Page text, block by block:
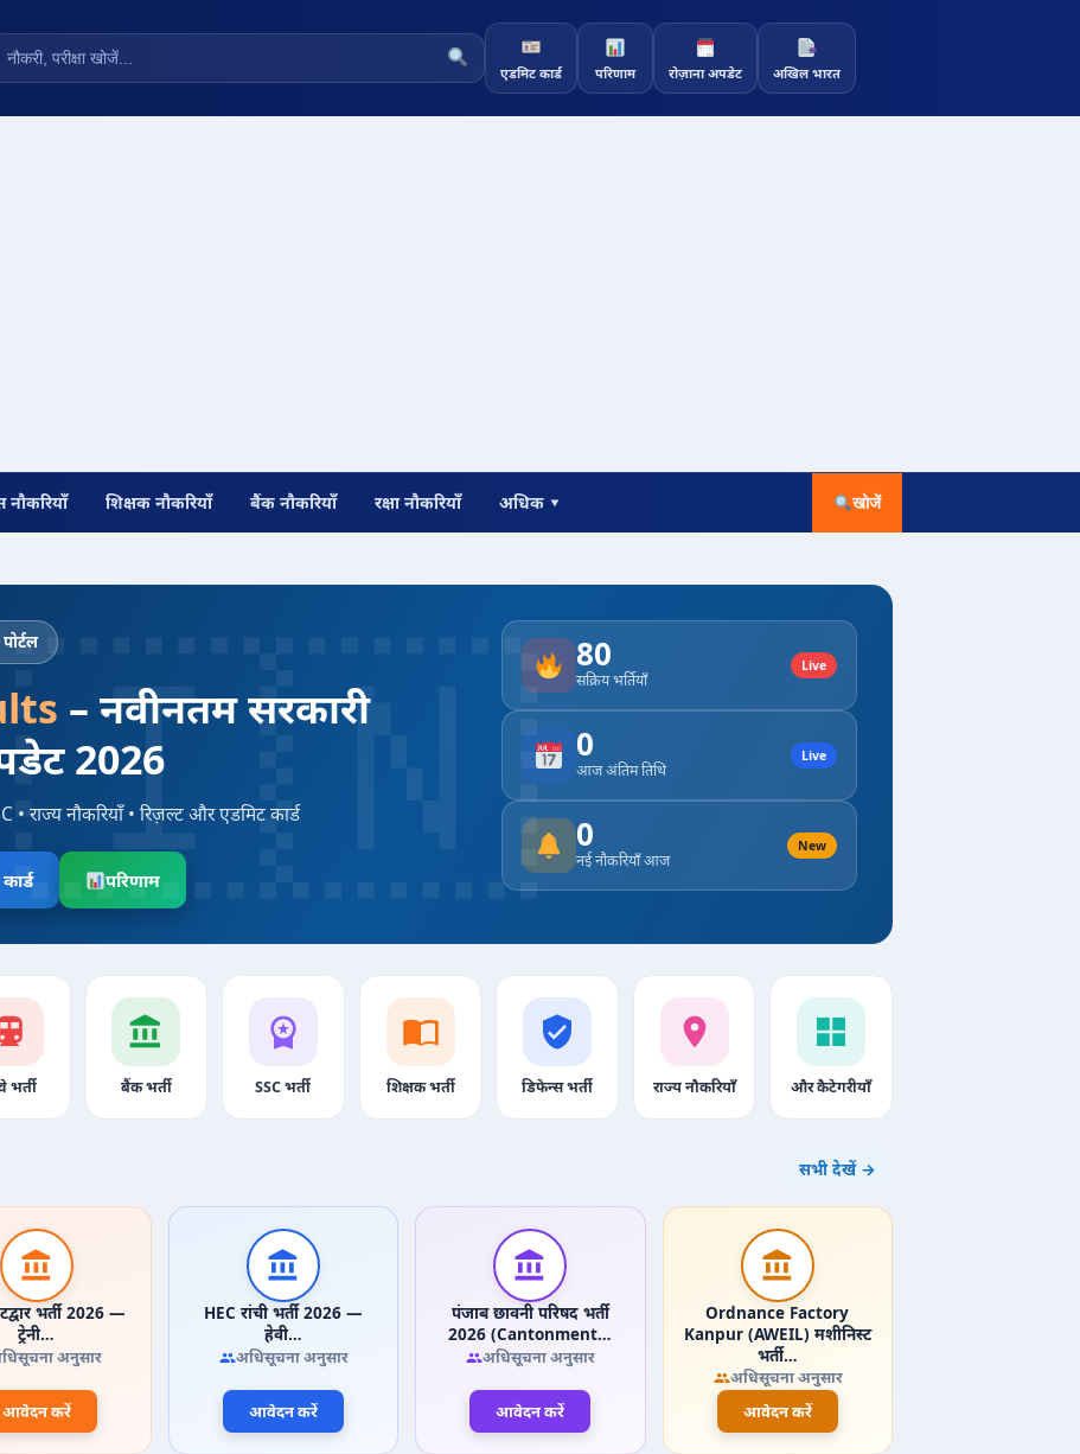
एडमिट कार्ड परिणाम रोज़ाना अपडेट अखिल भारत
नौकरियाँ शिक्षक नौकरियाँ बैंक नौकरियाँ रक्षा नौकरियाँ अधिक ▾ खोजें
– नवीनतम सरकारी
2026
राज्य नौकरियाँ • रिज़ल्ट और एडमिट कार्ड
परिणाम
80
सक्रिय भर्तियाँ
Live
0
आज अंतिम तिथि
Live
0
नई नौकरियाँ आज
New
भर्ती बैंक भर्ती SSC भर्ती शिक्षक भर्ती डिफेन्स भर्ती राज्य नौकरियाँ और कैटेगरीयाँ
सभी देखें →
भर्ती 2026 —
ट्रेनी…
अनुसार
आवेदन करें
HEC रांची भर्ती 2026 —
हेवी…
अधिसूचना अनुसार
आवेदन करें
पंजाब छावनी परिषद भर्ती
2026 (Cantonment…
अधिसूचना अनुसार
आवेदन करें
Ordnance Factory
Kanpur (AWEIL) मशीनिस्ट
भर्ती…
अधिसूचना अनुसार
आवेदन करें